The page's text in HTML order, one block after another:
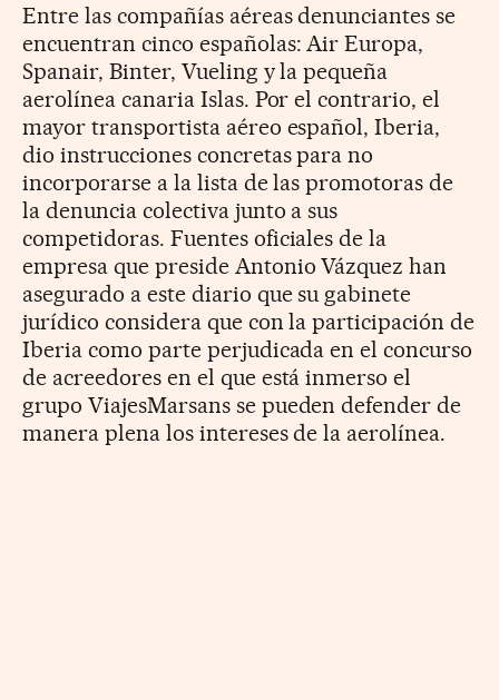
Entre las compañías aéreas denunciantes se
encuentran cinco españolas: Air Europa,
Spanair, Binter, Vueling y la pequeña
aerolínea canaria Islas. Por el contrario, el
mayor transportista aéreo español, Iberia,
dio instrucciones concretas para no
incorporarse a la lista de las promotoras de
la denuncia colectiva junto a sus
competidoras. Fuentes oficiales de la
empresa que preside Antonio Vázquez han
asegurado a este diario que su gabinete
jurídico considera que con la participación de
Iberia como parte perjudicada en el concurso
de acreedores en el que está inmerso el
grupo ViajesMarsans se pueden defender de
manera plena los intereses de la aerolínea.